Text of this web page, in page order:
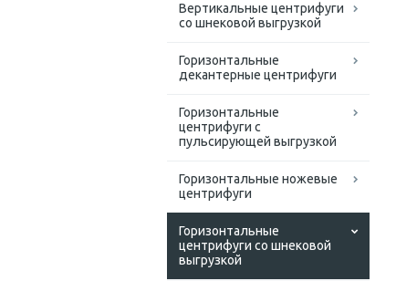
Вертикальные центрифуги
со шнековой выгрузкой
Горизонтальные
декантерные центрифуги
Горизонтальные
центрифуги с
пульсирующей выгрузкой
Горизонтальные ножевые
центрифуги
Горизонтальные
центрифуги со шнековой
выгрузкой